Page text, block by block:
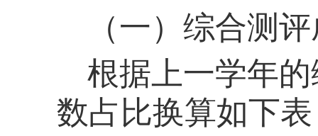
（一） 综合测
根据上一学年
数占比换算如下